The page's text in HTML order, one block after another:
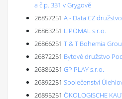
a č.p. 331 v Grygově
26857251 A - Data CZ
26863251 LIPOMAL s.r.o.
26866251 T & T Bohemia
26872251 Bytové družstvo
26886251 GP PLAY s.r.o.
26892251 Společenství
26895251 ÖKOLOGISCHE